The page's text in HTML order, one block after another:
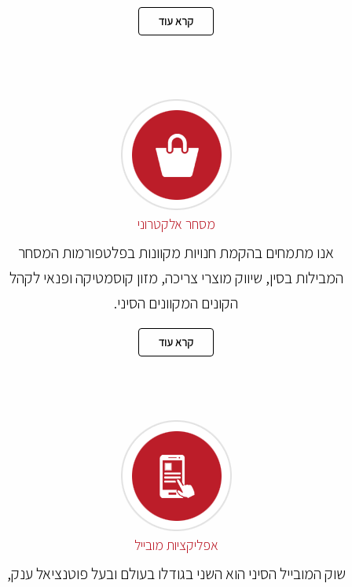
קרא עוד
מסחר אלקטרוני
אנו מתמחים בהקמת חנויות מקוונות בפלטפורמות המסחר
המבילות בסין, שיווק מוצרי צריכה, מזון קוסמטיקה ופנאי לקהל
הקונים המקוונים הסיני.
קרא עוד
אפליקציות מובייל
המובייל הסיני הוא השני בגודלו בעולם ובעל פוטנציאל ענק,